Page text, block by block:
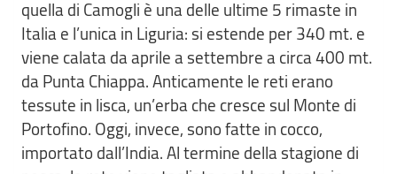
quella di Camogli è una delle ultime 5 rimaste in
Italia e l’unica in Liguria: si estende per 340 mt. e
viene calata da aprile a settembre a circa 400 mt.
da Punta Chiappa. Anticamente le reti erano
tessute in lisca, un’erba che cresce sul Monte di
Portofino. Oggi, invece, sono fatte in cocco,
importato dall’India. Al termine della stagione di